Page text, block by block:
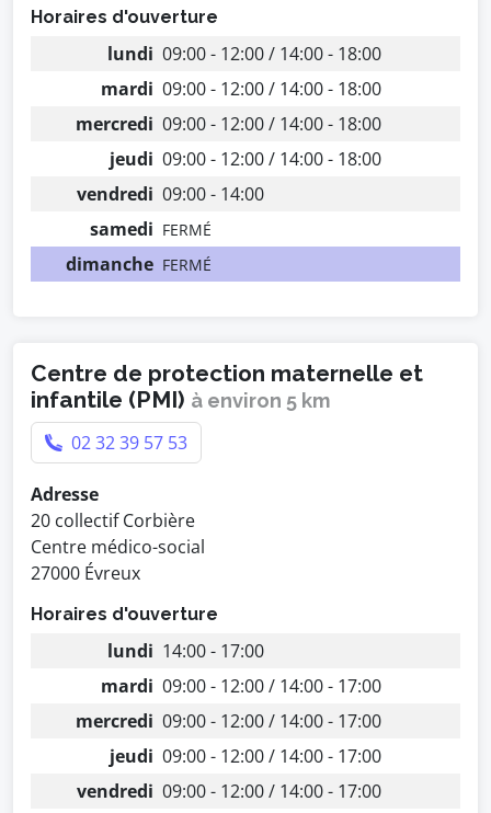
Horaires d'ouverture
lundi 09:00 - 12:00 / 14:00 - 18:00
mardi 09:00 - 12:00 / 14:00 - 18:00
mercredi 09:00 - 12:00 / 14:00 - 18:00
jeudi 09:00 - 12:00 / 14:00 - 18:00
vendredi 09:00 - 14:00
samedi FERMÉ
dimanche FERMÉ
Centre de protection maternelle et
infantile (PMI) à environ 5 km
02 32 39 57 53
Adresse
20 collectif Corbière
Centre médico-social
27000 Évreux
Horaires d'ouverture
lundi 14:00 - 17:00
mardi 09:00 - 12:00 / 14:00 - 17:00
mercredi 09:00 - 12:00 / 14:00 - 17:00
jeudi 09:00 - 12:00 / 14:00 - 17:00
vendredi 09:00 - 12:00 / 14:00 - 17:00